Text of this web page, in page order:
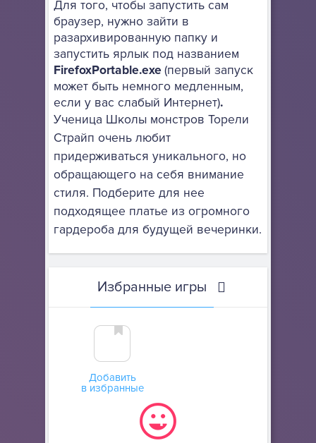
Для того, чтобы запустить сам
браузер, нужно зайти в
разархивированную папку и
запустить ярлык под названием
FirefoxPortable.exe(первый запуск
может быть немного медленным,
если у вас слабый Интернет).
Ученица Школы монстров Торели
Страйп очень любит
придерживаться уникального, но
обращающего на себя внимание
стиля. Подберите для нее
подходящее платье из огромного
гардероба для будущей вечеринки.
Избранные игры
Добавить
в избранные